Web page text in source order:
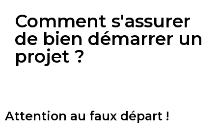
Comment s'assurer
de bien démarrer un
projet ?
Attention au faux départ !